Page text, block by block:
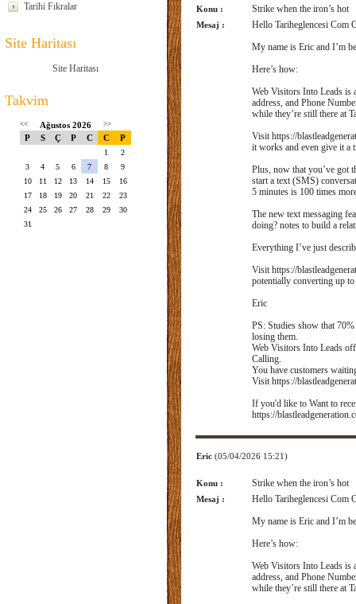
Tarihi Fıkralar
Site Haritası
Site Haritası
Takvim
<< Ağustos 2026 >>
P S Ç P C C P
1
2
3
4 5 6 7 8
9
10
11 12 13 14 15
16
17
18 19 20 21 22
23
24
25 26 27 28 29
30
31
Konu : Strike when the iron’s hot
Mesaj :
Hello Tariheglencesi Com
My name is Eric and I’m
Here’s how:
Web Visitors Into Leads is
address, and Phone
while they’re still there at
Visit https://
it works and even give it
Plus, now that you’ve got
start a text (SMS)
5 minutes is 100 times
The new text messaging
doing? notes to build a
Everything I’ve just
Visit https://
potentially converting up
Eric
PS: Studies show that
losing them.
Web Visitors Into Leads
Calling.
You have customers
Visit https://
If you'd like to Want to
https://
Eric (05/04/2026 15:21)
Konu : Strike when the iron’s hot
Mesaj :
Hello Tariheglencesi Com
My name is Eric and I’m
Here’s how:
Web Visitors Into Leads is
address, and Phone
while they’re still there at